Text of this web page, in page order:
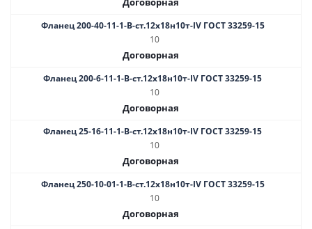
Фланец 200-40-11-1-B-ст.12х18н10т-IV ГОСТ 33259-15
10
Договорная
Фланец 200-6-11-1-B-ст.12х18н10т-IV ГОСТ 33259-15
10
Договорная
Фланец 25-16-11-1-B-ст.12х18н10т-IV ГОСТ 33259-15
10
Договорная
Фланец 250-10-01-1-В-ст.12х18н10т-IV ГОСТ 33259-15
10
Договорная